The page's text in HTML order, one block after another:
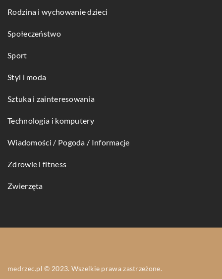
Rodzina i wychowanie dzieci
Społeczeństwo
Sport
Styl i moda
Sztuka i zainteresowania
Technologia i komputery
Wiadomości / Pogoda / Informacje
Zdrowie i fitness
Zwierzęta
medrzec.pl © 2023. Wszelkie prawa zastrzeżone.